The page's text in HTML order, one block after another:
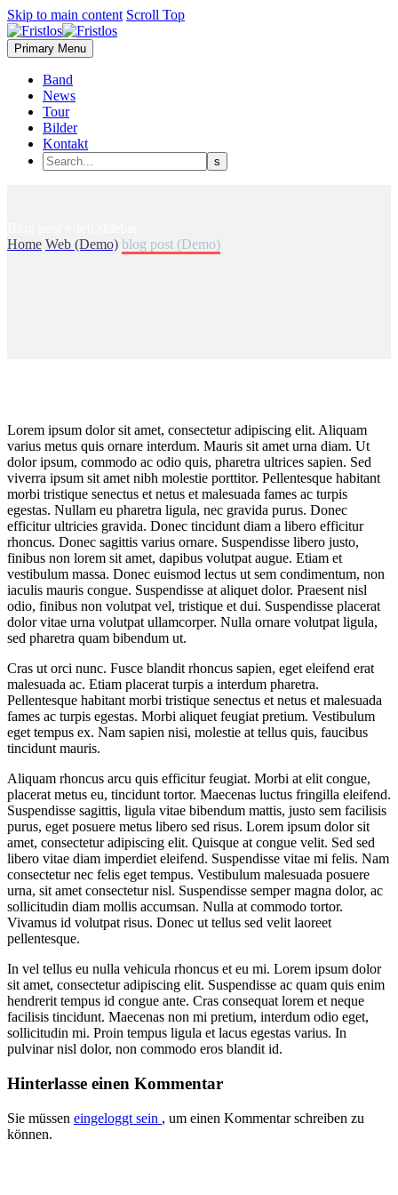
Skip to main content Scroll Top
Primary Menu
Band
News
Tour
Bilder
Kontakt
Home Web (Demo) blog post (Demo)
Lorem ipsum dolor sit amet, consectetur adipiscing elit. Aliquam
varius metus quis ornare interdum. Mauris sit amet urna diam. Ut
dolor ipsum, commodo ac odio quis, pharetra ultrices sapien. Sed
viverra ipsum sit amet nibh molestie porttitor. Pellentesque habitant
morbi tristique senectus et netus et malesuada fames ac turpis
egestas. Nullam eu pharetra ligula, nec gravida purus. Donec
efficitur ultricies gravida. Donec tincidunt diam a libero efficitur
rhoncus. Donec sagittis varius ornare. Suspendisse libero justo,
finibus non lorem sit amet, dapibus volutpat augue. Etiam et
vestibulum massa. Donec euismod lectus ut sem condimentum, non
iaculis mauris congue. Suspendisse at aliquet dolor. Praesent nisl
odio, finibus non volutpat vel, tristique et dui. Suspendisse placerat
dolor vitae urna volutpat ullamcorper. Nulla ornare volutpat ligula,
sed pharetra quam bibendum ut.
Cras ut orci nunc. Fusce blandit rhoncus sapien, eget eleifend erat
malesuada ac. Etiam placerat turpis a interdum pharetra.
Pellentesque habitant morbi tristique senectus et netus et malesuada
fames ac turpis egestas. Morbi aliquet feugiat pretium. Vestibulum
eget tempus ex. Nam sapien nisi, molestie at tellus quis, faucibus
tincidunt mauris.
Aliquam rhoncus arcu quis efficitur feugiat. Morbi at elit congue,
placerat metus eu, tincidunt tortor. Maecenas luctus fringilla eleifend.
Suspendisse sagittis, ligula vitae bibendum mattis, justo sem facilisis
purus, eget posuere metus libero sed risus. Lorem ipsum dolor sit
amet, consectetur adipiscing elit. Quisque at congue velit. Sed sed
libero vitae diam imperdiet eleifend. Suspendisse vitae mi felis. Nam
consectetur nec felis eget tempus. Vestibulum malesuada posuere
urna, sit amet consectetur nisl. Suspendisse semper magna dolor, ac
sollicitudin diam mollis accumsan. Nulla at commodo tortor.
Vivamus id volutpat risus. Donec ut tellus sed velit laoreet
pellentesque.
In vel tellus eu nulla vehicula rhoncus et eu mi. Lorem ipsum dolor
sit amet, consectetur adipiscing elit. Suspendisse ac quam quis enim
hendrerit tempus id congue ante. Cras consequat lorem et neque
facilisis tincidunt. Maecenas non mi pretium, interdum odio eget,
sollicitudin mi. Proin tempus ligula et lacus egestas varius. In
pulvinar nisl dolor, non commodo eros blandit id.
Hinterlasse einen Kommentar
Sie müssen eingeloggt sein , um einen Kommentar schreiben zu
können.